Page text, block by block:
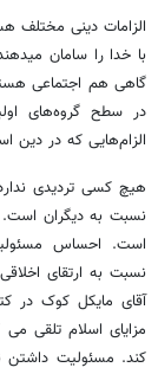
الزامات دینی مختلف
با خدا را سامان
گاهی هم اجتماعی
در سطح گروه‌های
الزام‌هایی که در دین
هیچ کسی تردیدی
نسبت به دیگران
است. احساس
نسبت به ارتقای
آقای مایکل کوک در
مزایای اسلام تلقی
کند. مسئولیت داشتن